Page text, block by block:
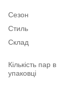
Сезон
Стиль
Склад
Кількість пар в
упаковці